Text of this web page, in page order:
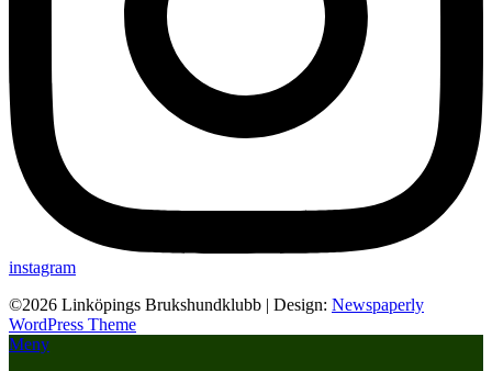
instagram
©2026 Linköpings Brukshundklubb | Design: Newspaperly
WordPress Theme
Meny